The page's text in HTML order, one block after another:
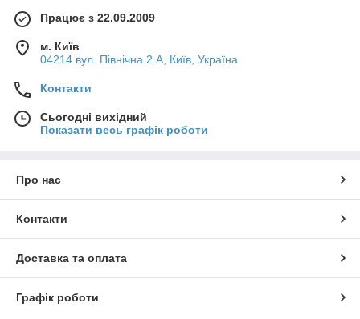
Працює з 22.09.2009
м. Київ
04214 вул. Північна 2 А, Київ, Україна
Контакти
Сьогодні вихідний
Показати весь графік роботи
Про нас
Контакти
Доставка та оплата
Графік роботи